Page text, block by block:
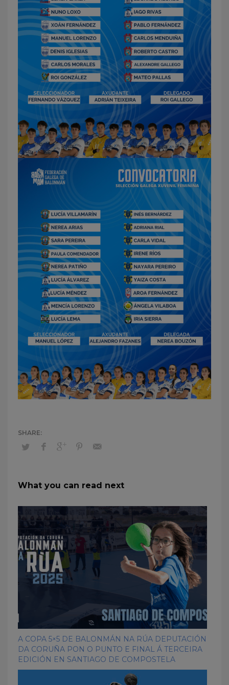
What you can read next
A COPA 5×5 DE BALONMÁN NA RÚA DEPUTACIÓN
DA CORUÑA PON O PUNTO E FINAL Á TERCEIRA
EDICIÓN EN SANTIAGO DE COMPOSTELA